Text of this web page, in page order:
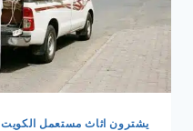
يشترون اثاث مستعمل الكويت